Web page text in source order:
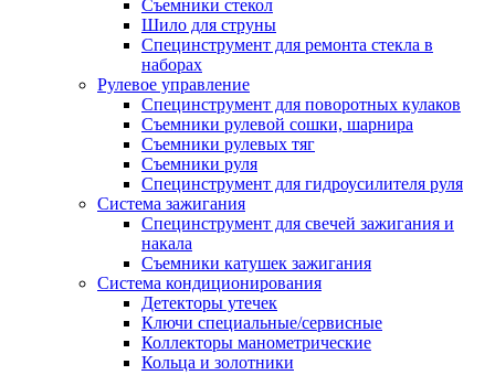
Съемники стекол
Шило для струны
Специнструмент для ремонта стекла в
наборах
Рулевое управление
Специнструмент для поворотных кулаков
Съемники рулевой сошки, шарнира
Съемники рулевых тяг
Съемники руля
Специнструмент для гидроусилителя руля
Система зажигания
Специнструмент для свечей зажигания и
накала
Съемники катушек зажигания
Система кондиционирования
Детекторы утечек
Ключи специальные/сервисные
Коллекторы манометрические
Кольца и золотники